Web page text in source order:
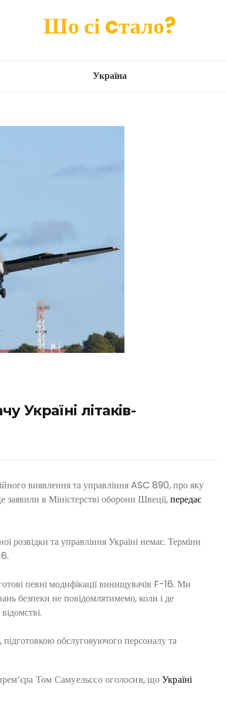
Шо сі cтало?
Україна
Україні літаків-
виявлення та управління ASC 890, про яку
заявили в Міністерстві оборони Швеції,передає
розвідки та управління Україні немає. Терміни
певні модифікації винищувачів F-16. Ми
безпеки не повідомлятимемо, коли і де
обслуговуючого персоналу та
Том Самуельссо оголосив, щоУкраїні